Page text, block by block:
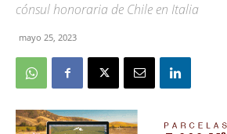
cónsul honoraria de Chile en Italia
mayo 25, 2023